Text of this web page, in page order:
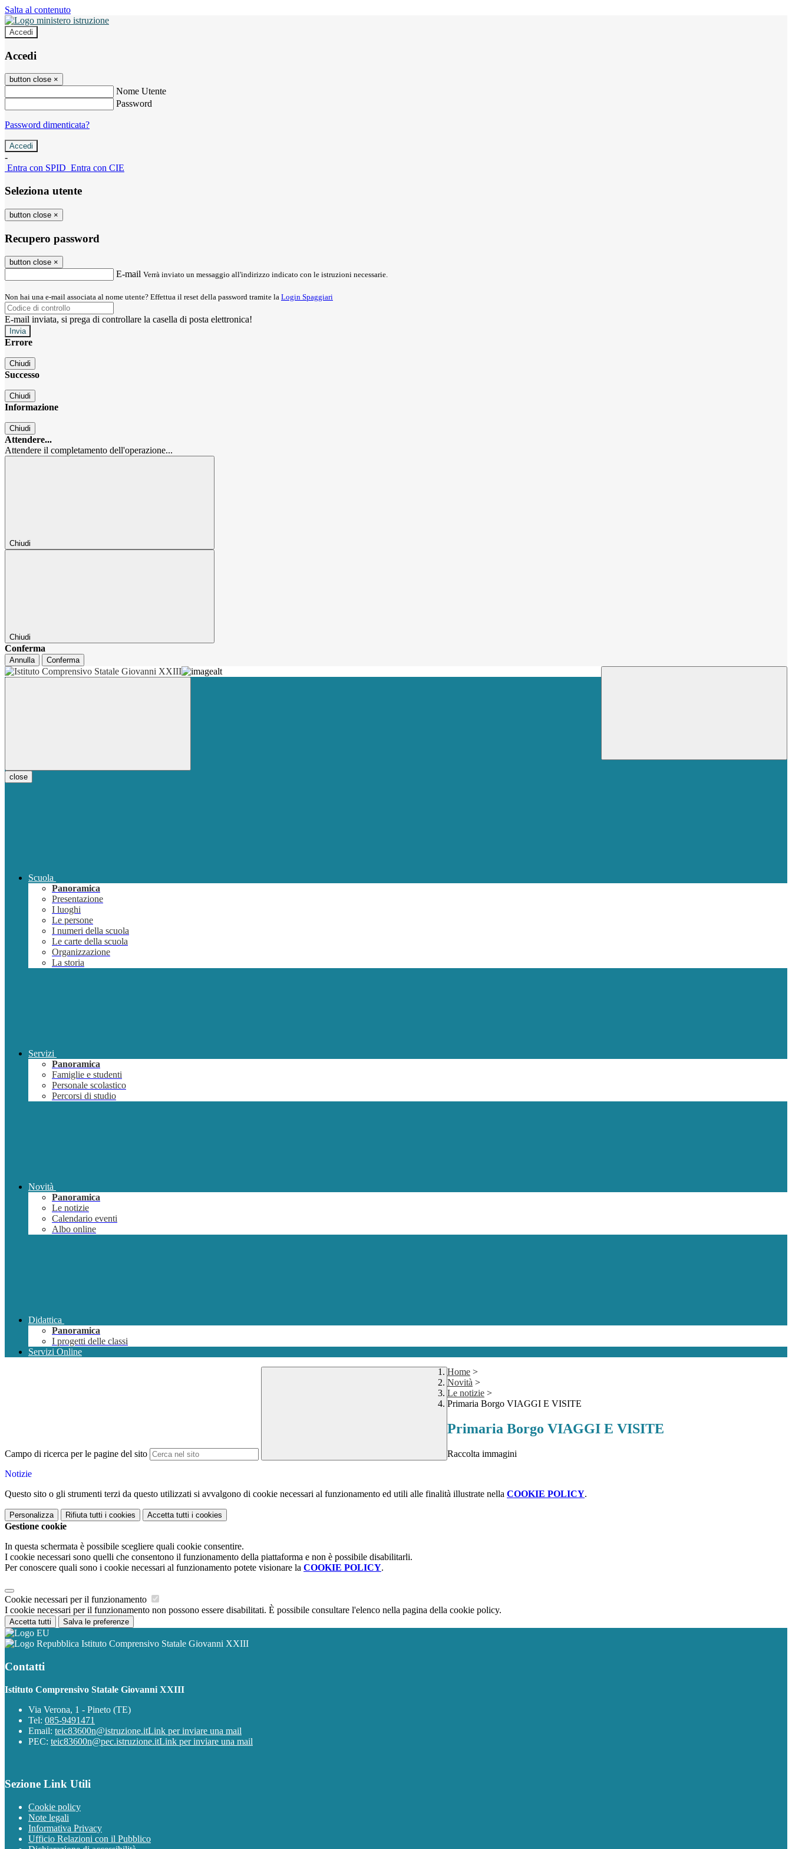
Salta al contenuto
Accedi
Accedi
button close ×
Nome Utente
Password
Password dimenticata?
-
Entra con SPID Entra con CIE
Seleziona utente
button close ×
Recupero password
button close ×
E-mail Verrà inviato un messaggio all'indirizzo indicato con le istruzioni necessarie.
Non hai una e-mail associata al nome utente? Effettua il reset della password tramite la Login Spaggiari
E-mail inviata, si prega di controllare la casella di posta elettronica!
Errore
Chiudi
Successo
Chiudi
Informazione
Chiudi
Attendere...
Attendere il completamento dell'operazione...
Chiudi
Chiudi
Conferma
Annulla Conferma
close
Scuola
Panoramica
Presentazione
I luoghi
Le persone
I numeri della scuola
Le carte della scuola
Organizzazione
La storia
Servizi
Panoramica
Famiglie e studenti
Personale scolastico
Percorsi di studio
Novità
Panoramica
Le notizie
Calendario eventi
Albo online
Didattica
Panoramica
I progetti delle classi
Servizi Online
Campo di ricerca per le pagine del sito
Home >
Novità >
Le notizie >
Primaria Borgo VIAGGI E VISITE
Primaria Borgo VIAGGI E VISITE
Raccolta immagini
Notizie
Questo sito o gli strumenti terzi da questo utilizzati si avvalgono di cookie necessari al funzionamento ed utili alle finalità illustrate nella COOKIE POLICY.
Personalizza Rifiuta tutti i cookies Accetta tutti i cookies
Gestione cookie
In questa schermata è possibile scegliere quali cookie consentire.
I cookie necessari sono quelli che consentono il funzionamento della piattaforma e non è possibile disabilitarli.
Per conoscere quali sono i cookie necessari al funzionamento potete visionare la COOKIE POLICY.
Cookie necessari per il funzionamento
I cookie necessari per il funzionamento non possono essere disabilitati. È possibile consultare l'elenco nella pagina della cookie policy.
Accetta tutti Salva le preferenze
Istituto Comprensivo Statale Giovanni XXIII
Contatti
Istituto Comprensivo Statale Giovanni XXIII
Via Verona, 1 - Pineto (TE)
Tel: 085-9491471
Email: teic83600n@istruzione.itLink per inviare una mail
PEC: teic83600n@pec.istruzione.itLink per inviare una mail
Sezione Link Utili
Cookie policy
Note legali
Informativa Privacy
Ufficio Relazioni con il Pubblico